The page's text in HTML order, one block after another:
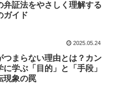
弁証法をやさしく理解する
ガイド
2025.05.24
つまらない理由とは？カン
に学ぶ「目的」と「手段」
現象の罠